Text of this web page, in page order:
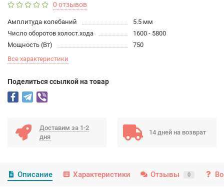
0 отзывов
Амплитуда колебаний
5.5 мм
Число оборотов холост.хода
1600 - 5800
Мощность (Вт)
750
Все характеристики
Поделиться ссылкой на товар
Доставим за 1-2
дня
14 дней на возврат
Описание Характеристики Отзывы 0